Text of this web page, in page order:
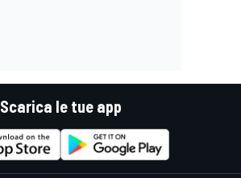
Scarica le tue app